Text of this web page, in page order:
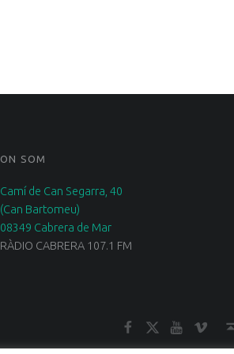
ON SOM
Camí de Can Segarra, 40
(Can Bartomeu)
08349 Cabrera de Mar
RÀDIO CABRERA 107.1 FM
Facebook
TwitterYouTube
Vimeo